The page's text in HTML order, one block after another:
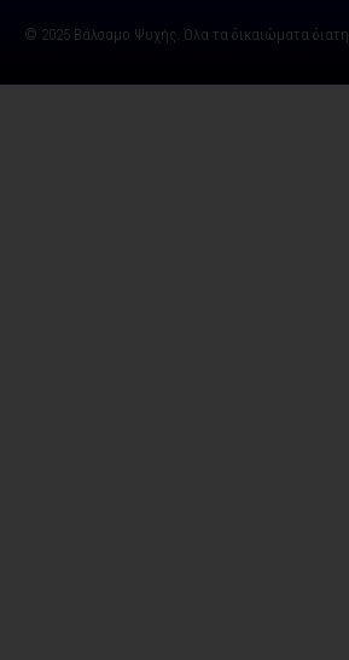
© 2025 Βάλσαμο Ψυχής. Όλα τα δικαιώματα